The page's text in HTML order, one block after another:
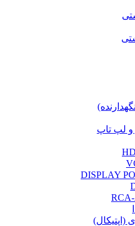
و لپ تاپ
(اپتیکال)